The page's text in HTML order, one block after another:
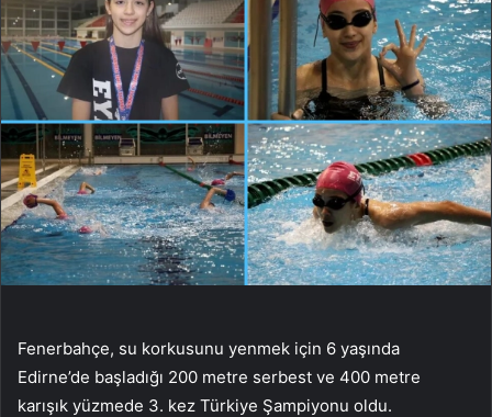
Fenerbahçe, su korkusunu yenmek için 6 yaşında
Edirne’de başladığı 200 metre serbest ve 400 metre
karışık yüzmede 3. kez Türkiye Şampiyonu oldu.